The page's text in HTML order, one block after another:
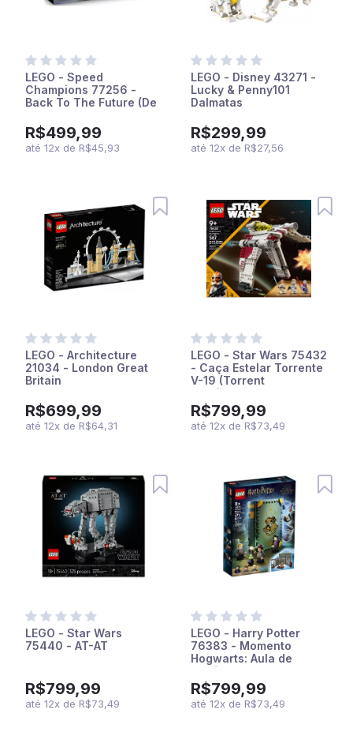
LEGO - Speed
Champions 77256 -
Back To The Future (De
R$499,99
até12x de R$45,93
LEGO - Disney 43271 -
Lucky & Penny101
Dalmatas
R$299,99
até 12xde R$27,56
LEGO - Architecture
21034 - London Great
Britain
R$699,99
até12x de R$64,31
LEGO - Star Wars 75432
- Caça Estelar Torrente
V-19 (Torrent
Starfighter)
R$799,99
até 12xde R$73,49
LEGO - Star Wars
75440 - AT-AT
R$799,99
até12x de R$73,49
LEGO - Harry Potter
76383 - Momento
Hogwarts: Aula de
Poções
R$799,99
até 12xde R$73,49